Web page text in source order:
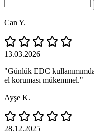
Can Y.
13.03.2026
"Günlük EDC
el koruması mükemmel."
Ayşe K.
28.12.2025